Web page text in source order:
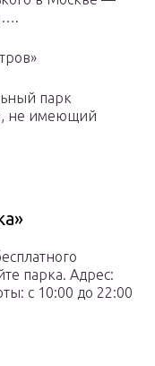
парк
не имеющий
парка. Адрес:
с 10:00 до 22:00